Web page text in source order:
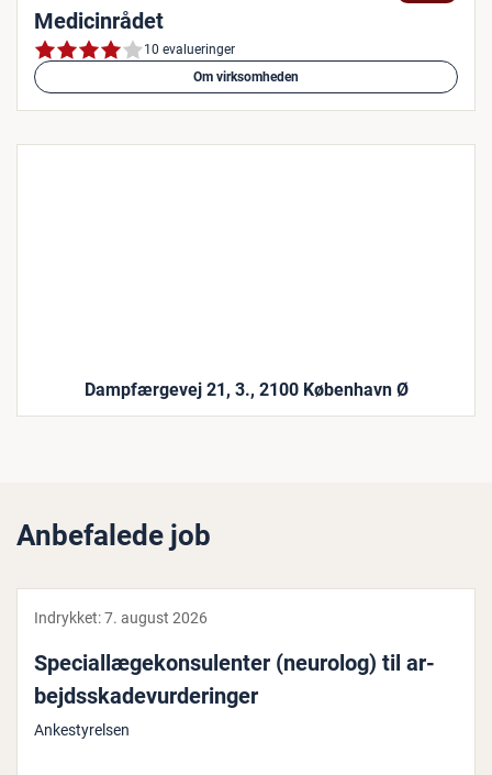
Medicinrådet
10 evalueringer
Om virksomheden
Dampfærgevej 21, 3., 2100 København Ø
Anbefalede job
Indrykket:7. august 2026
Spe­ci­al­læge­kon­su­len­ter (neurolog) til ar­
bejds­ska­de­vur­de­rin­ger
Ankestyrelsen